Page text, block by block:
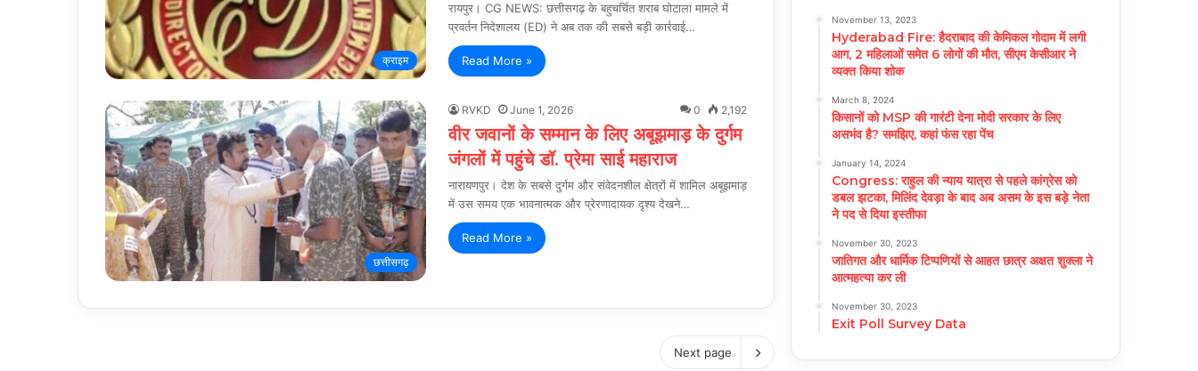
क्राइम
रायपुर। CG NEWS: छत्तीसगढ़ के बहुचर्चित शराब घोटाला मामले में
प्रवर्तन निदेशालय (ED) ने अब तक की सबसे बड़ी कार्रवाई…
Read More »
छत्तीसगढ़
RVKD June 1, 2026 0 2,192
वीर जवानों के सम्मान के लिए अबूझमाड़ के दुर्गम
जंगलों में पहुंचे डॉ. प्रेमा साई महाराज
नारायणपुर। देश के सबसे दुर्गम और संवेदनशील क्षेत्रों में शामिल अबूझमाड़
में उस समय एक भावनात्मक और प्रेरणादायक दृश्य देखने…
Read More »
Next page
November 13, 2023
Hyderabad Fire: हैदराबाद की केमिकल गोदाम में लगी
आग, 2 महिलाओं समेत 6 लोगों की मौत, सीएम केसीआर ने
व्यक्त किया शोक
March 8, 2024
किसानों को MSP की गारंटी देना मोदी सरकार के लिए
असभंव है? समझिए, कहां फंस रहा पेंच
January 14, 2024
Congress: राहुल की न्याय यात्रा से पहले कांग्रेस को
डबल झटका, मिलिंद देवड़ा के बाद अब असम के इस बड़े नेता
ने पद से दिया इस्तीफा
November 30, 2023
जातिगत और धार्मिक टिप्पणियों से आहत छात्र अक्षत शुक्ला ने
आत्महत्या कर ली
November 30, 2023
Exit Poll Survey Data